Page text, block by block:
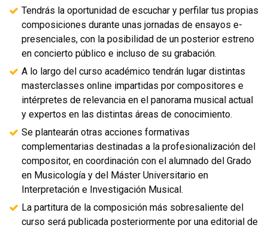
Tendrás la oportunidad de escuchar y perfilar tus propias
composiciones durante unas jornadas de ensayos e-
presenciales, con la posibilidad de un posterior estreno
en concierto público e incluso de su grabación.
A lo largo del curso académico tendrán lugar distintas
masterclasses online impartidas por compositores e
intérpretes de relevancia en el panorama musical actual
y expertos en las distintas áreas de conocimiento.
Se plantearán otras acciones formativas
complementarias destinadas a la profesionalización del
compositor, en coordinación con el alumnado del Grado
en Musicología y del Máster Universitario en
Interpretación e Investigación Musical.
La partitura de la composición más sobresaliente del
curso será publicada posteriormente por una editorial de